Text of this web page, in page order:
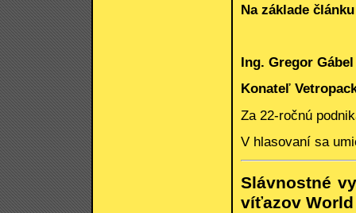
Na základe
Ing. Gregor Gábel
Konateľ
Za 22-ročnú
V hlasovaní sa
Slávnostné
víťazov World